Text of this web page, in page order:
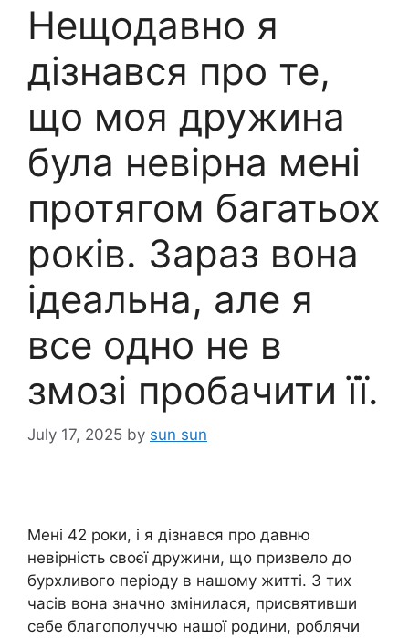
Нещодавно я
дізнався про те,
що моя дружина
була невірна мені
протягом багатьох
років. Зараз вона
ідеальна, але я
все одно не в
змозі пробачити її.
July 17, 2025 by sun sun
Мені 42 роки, і я дізнався про давню
невірність своєї дружини, що призвело до
бурхливого періоду в нашому житті. З тих
часів вона значно змінилася, присвятивши
себе благополуччю нашої родини, роблячи